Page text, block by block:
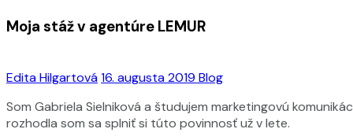
Edita Hilgartová16. augusta 2019 Blog
Moja stáž v agentúre LEMUR
Som Gabriela Sielniková a študujem marketingovú
rozhodla som sa splniť si túto povinnosť už v lete.